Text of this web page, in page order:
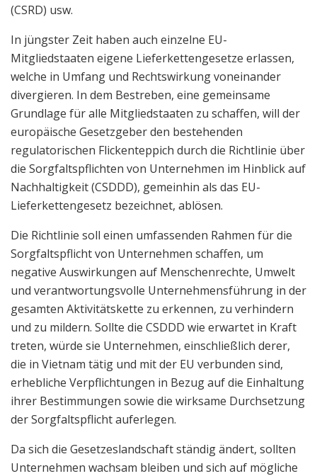
(CSRD) usw.
In jüngster Zeit haben auch einzelne EU-
Mitgliedstaaten eigene Lieferkettengesetze erlassen,
welche in Umfang und Rechtswirkung voneinander
divergieren. In dem Bestreben, eine gemeinsame
Grundlage für alle Mitgliedstaaten zu schaffen, will der
europäische Gesetzgeber den bestehenden
regulatorischen Flickenteppich durch die Richtlinie über
die Sorgfaltspflichten von Unternehmen im Hinblick auf
Nachhaltigkeit (CSDDD), gemeinhin als das EU-
Lieferkettengesetz bezeichnet, ablösen.
Die Richtlinie soll einen umfassenden Rahmen für die
Sorgfaltspflicht von Unternehmen schaffen, um
negative Auswirkungen auf Menschenrechte, Umwelt
und verantwortungsvolle Unternehmensführung in der
gesamten Aktivitätskette zu erkennen, zu verhindern
und zu mildern. Sollte die CSDDD wie erwartet in Kraft
treten, würde sie Unternehmen, einschließlich derer,
die in Vietnam tätig und mit der EU verbunden sind,
erhebliche Verpflichtungen in Bezug auf die Einhaltung
ihrer Bestimmungen sowie die wirksame Durchsetzung
der Sorgfaltspflicht auferlegen.
Da sich die Gesetzeslandschaft ständig ändert, sollten
Unternehmen wachsam bleiben und sich auf mögliche